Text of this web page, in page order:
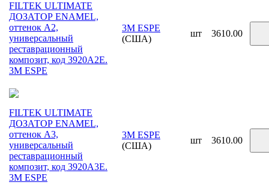
FILTEK ULTIMATE
ДОЗАТОР ENAMEL,
оттенок A2,
универсальный
реставрационный
композит, код 3920A2E.
3М ESPE
3M ESPE
(США)
шт 3610.00
FILTEK ULTIMATE
ДОЗАТОР ENAMEL,
оттенок A3,
универсальный
реставрационный
композит, код 3920A3E.
3М ESPE
3M ESPE
(США)
шт 3610.00